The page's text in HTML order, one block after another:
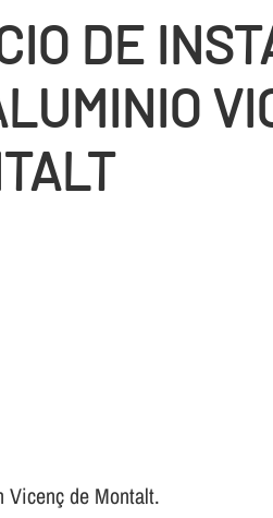
DE
Vicenç de Montalt.